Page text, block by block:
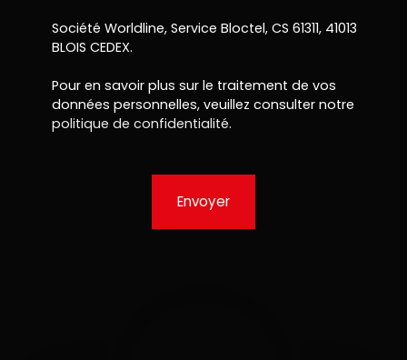
Société Worldline, Service Bloctel, CS 61311, 41013
BLOIS CEDEX.
Pour en savoir plus sur le traitement de vos
données personnelles, veuillez consulter notre
politique de confidentialité.
Envoyer